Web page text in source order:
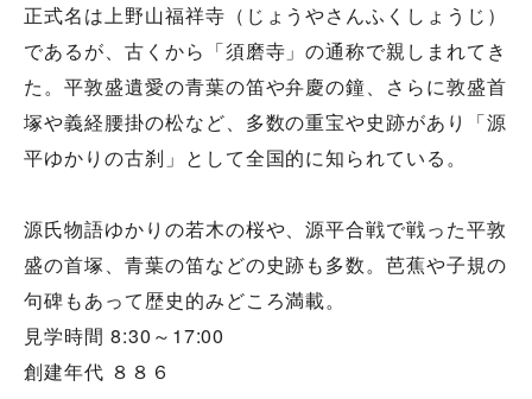
正式名は上野山福祥寺（じょうやさんふくしょうじ）
であるが、古くから「須磨寺」の通称で親しまれてき
た。平敦盛遺愛の青葉の笛や弁慶の鐘、さらに敦盛首
塚や義経腰掛の松など、多数の重宝や史跡があり「源
平ゆかりの古刹」として全国的に知られている。
源氏物語ゆかりの若木の桜や、源平合戦で戦った平敦
盛の首塚、青葉の笛などの史跡も多数。芭蕉や子規の
句碑もあって歴史的みどころ満載。
見学時間 8:30～17:00
創建年代 ８８６